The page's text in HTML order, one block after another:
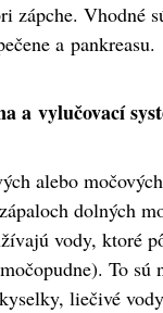
zápche. Vhodné
a pankreasu.
a vylučovací
alebo
dolných
vody, ktoré
To sú
liečivé